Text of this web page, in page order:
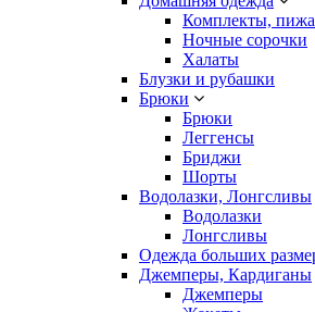
Комплекты,
Ночные сорочки
Халаты
Блузки и рубашки
Брюки
Брюки
Леггенсы
Бриджи
Шорты
Водолазки, Лонгсливы
Водолазки
Лонгсливы
Одежда больших
Джемперы, Кардиганы
Джемперы